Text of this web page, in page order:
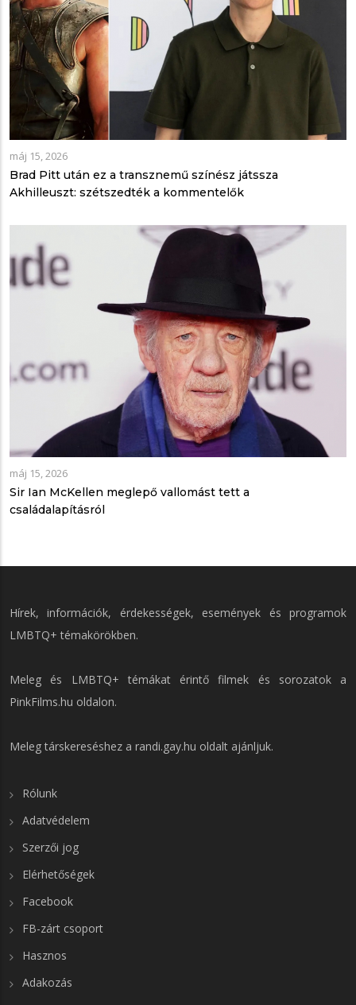
máj 15, 2026
Brad Pitt után ez a transznemű színész játssza
Akhilleuszt: szétszedték a kommentelők
máj 15, 2026
Sir Ian McKellen meglepő vallomást tett a
családalapításról
Hírek, információk, érdekességek, események és programok
LMBTQ+ témakörökben.
Meleg és LMBTQ+ témákat érintő filmek és sorozatok a
PinkFilms.hu oldalon.
Meleg társkereséshez a randi.gay.hu oldalt ajánljuk.
Rólunk
Adatvédelem
Szerzői jog
Elérhetőségek
Facebook
FB-zárt csoport
Hasznos
Adakozás